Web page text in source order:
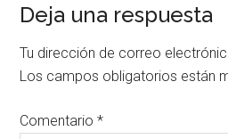
Interacciones
con
los
lectores
Deja una respuesta
Tu dirección de correo
Los campos obligatorios están
Comentario*